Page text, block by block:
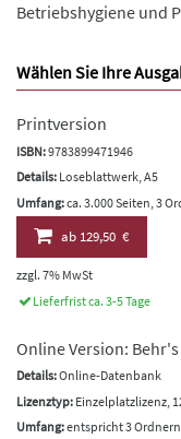
Betriebshygiene und
Wählen Sie Ihre
Printversion
ISBN:9783899471946
Details: Loseblattwerk, A5
Umfang:ca. 3.000 Seiten, 3
ab129,50 €
zzgl. 7% MwSt
Lieferfrist ca. 3-5 Tage
Online Version:
Details:Online-Datenbank
Lizenztyp: Einzelplatzlizenz,
Umfang:entspricht 3